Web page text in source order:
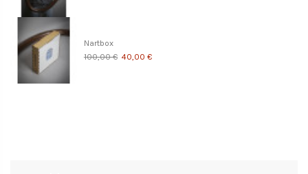
Nartbox
100,00 € 40,00 €